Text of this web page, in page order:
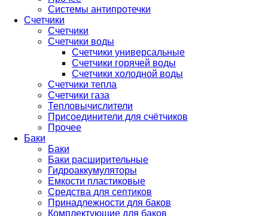
Системы антипротечки
Счетчики
Счетчики
Счетчики воды
Счетчики универсальные
Счетчики горячей воды
Счетчики холодной воды
Счетчики тепла
Счетчики газа
Тепловычислители
Присоединители для счётчиков
Прочее
Баки
Баки
Баки расширительные
Гидроаккумуляторы
Емкости пластиковые
Средства для септиков
Принадлежности для баков
Комплектующие для баков